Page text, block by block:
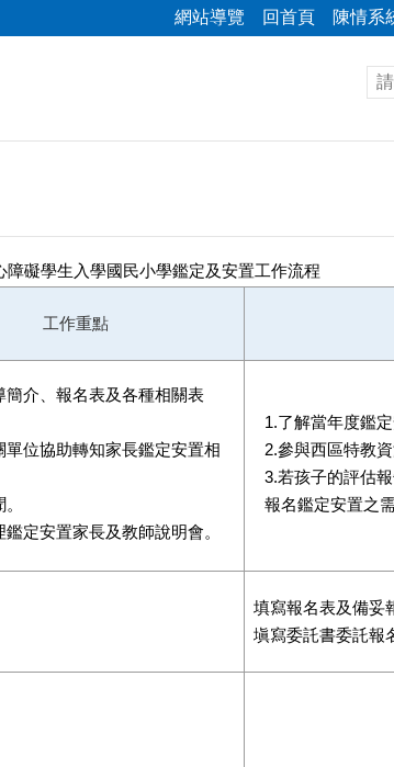
網站導覽 回首頁 陳情系
工作重點
障礙學生入學國民小學鑑定及安置工作流程
簡介、報名表及各種相關表
單位協助轉知家長鑑定安置相
定安置家長及教師說明會。
1.了解當年度鑑定
2.參與西區特教
3.若孩子的評估
報名鑑定安置之需
填寫報名表及備妥
塡寫委託書委託報